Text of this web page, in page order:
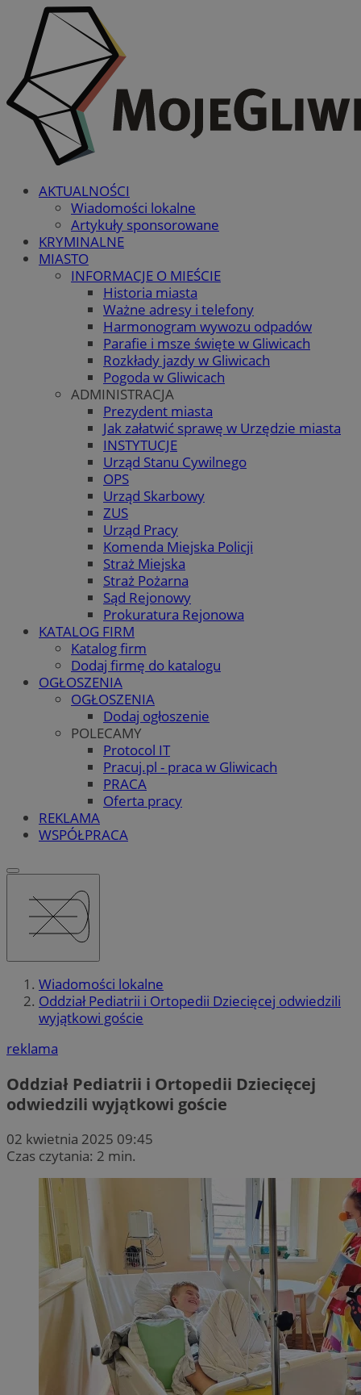
AKTUALNOŚCI
Wiadomości lokalne
Artykuły sponsorowane
KRYMINALNE
MIASTO
INFORMACJE O MIEŚCIE
Historia miasta
Ważne adresy i telefony
Harmonogram wywozu odpadów
Parafie i msze święte w Gliwicach
Rozkłady jazdy w Gliwicach
Pogoda w Gliwicach
ADMINISTRACJA
Prezydent miasta
Jak załatwić sprawę w Urzędzie miasta
INSTYTUCJE
Urząd Stanu Cywilnego
OPS
Urząd Skarbowy
ZUS
Urząd Pracy
Komenda Miejska Policji
Straż Miejska
Straż Pożarna
Sąd Rejonowy
Prokuratura Rejonowa
KATALOG FIRM
Katalog firm
Dodaj firmę do katalogu
OGŁOSZENIA
OGŁOSZENIA
Dodaj ogłoszenie
POLECAMY
Protocol IT
Pracuj.pl - praca w Gliwicach
PRACA
Oferta pracy
REKLAMA
WSPÓŁPRACA
Wiadomości lokalne
Oddział Pediatrii i Ortopedii Dziecięcej odwiedzili
wyjątkowi goście
reklama
Oddział Pediatrii i Ortopedii Dziecięcej
odwiedzili wyjątkowi goście
02 kwietnia 2025 09:45
Czas czytania: 2 min.